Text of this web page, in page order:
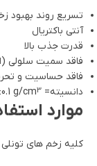
تسریع روند بهبود
آنتی باکتریال
قدرت جذب بالا
فاقد سمیت سلولی
فاقد حساسیت و تحریک
دانسیته=
g/cm3
موارد
کلیه زخم های تونلی